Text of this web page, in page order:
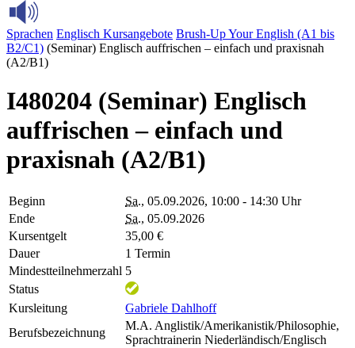
Sprachen Englisch Kursangebote Brush-Up Your English (A1 bis
B2/C1) (Seminar) Englisch auffrischen – einfach und praxisnah
(A2/B1)
I480204 (Seminar) Englisch
auffrischen – einfach und
praxisnah (A2/B1)
Beginn Sa., 05.09.2026, 10:00 - 14:30 Uhr
Ende
Sa., 05.09.2026
Kursentgelt
35,00 €
Dauer
1 Termin
Mindestteilnehmerzahl 5
Status
Kursleitung
Gabriele Dahlhoff
Berufsbezeichnung
M.A. Anglistik/Amerikanistik/Philosophie,
Sprachtrainerin Niederländisch/Englisch